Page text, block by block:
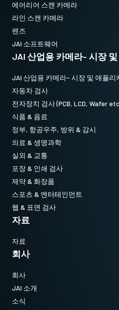
에어리어 스캔 카메라
라인 스캔 카메라
렌즈
JAI 소프트웨어
JAI 산업용 카메라- 시장
JAI 산업용 카메라- 시장 및 애플리
자동차 검사
전자장치 검사 (PCB, LCD, Wafer
식품 & 음료
정부, 항공우주, 방위 & 감시
의료 & 생명과학
실외 & 교통
포장 & 인쇄 검사
제약 & 화장품
스포츠 & 엔터테인먼트
웹 & 표면 검사
자료
자료
회사
회사
JAI 소개
소식